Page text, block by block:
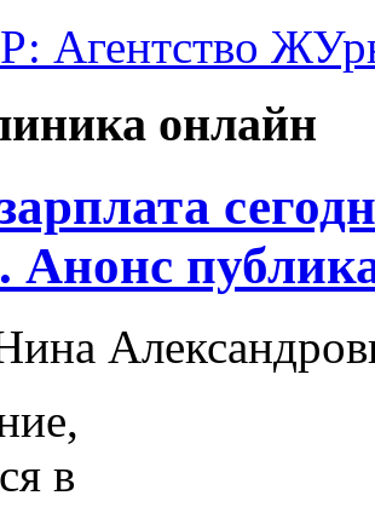
Агентство
онлайн
Анонс